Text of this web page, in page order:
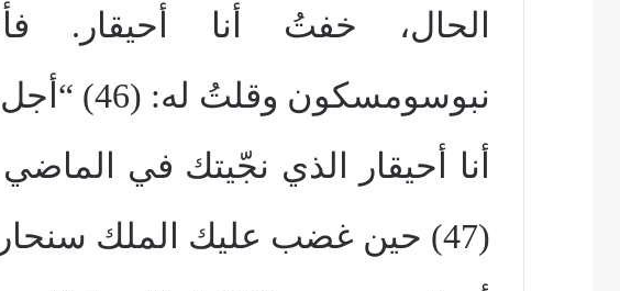
الحال، خفتُ أنا أحيقار.
نبوسومسكون وقلتُ له: (46) “أجل.
أنا أحيقار الذي نجّيتك في
(47) حين غضب عليك الملك سنحاريب،